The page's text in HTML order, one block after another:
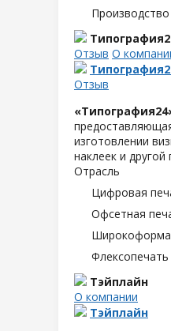
Отзыв О
Отзыв
изготовлении
наклеек и
Отрасль
Цифровая
Офсетная
Тэйплайн
О компании
Тэйплайн